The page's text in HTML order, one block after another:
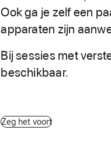
Ook ga je zelf een
apparaten zijn
Bij sessies met
beschikbaar.
Zeg het voort